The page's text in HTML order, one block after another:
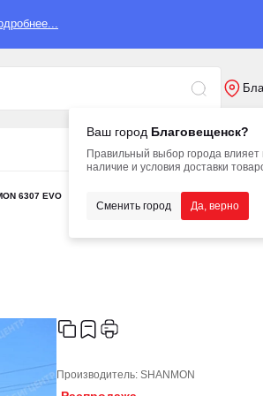
Ваш город Благовещенск?
Правильный выбор города влияет
наличие и условия доставки
Сменить город Да, верно
6307 EVO
Производитель:SHANMON